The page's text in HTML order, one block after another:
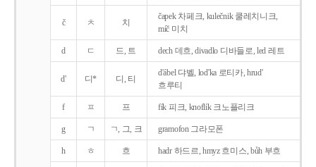
č ㅊ 치
čapek 차페크, kulečnik 쿨레치니크,
míč 미치
d ㄷ 드, 트 dech 데흐, divadlo 디바들로, led 레트
d' 디* 디, 티
d'ábel 댜벨, lod'ka 로티카, hrud'
흐루티
f ㅍ 프 fík 피크, knoflík 크노플리크
g ㄱ ㄱ, 그, 크 gramofon 그라모폰
h ㅎ 흐 hadr 하드르, hmyz 흐미스, bůh 부흐